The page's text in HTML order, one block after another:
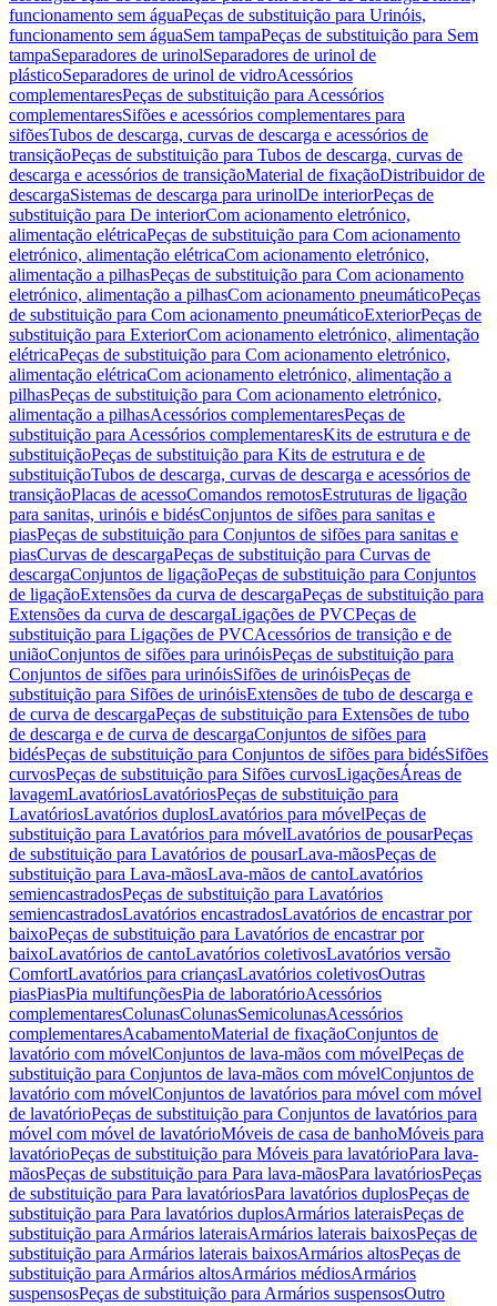
funcionamento sem águaPeças de substituição para Urinóis,
funcionamento sem águaSem tampaPeças de substituição para Sem
tampaSeparadores de urinolSeparadores de urinol de
plásticoSeparadores de urinol de vidroAcessórios
complementaresPeças de substituição para Acessórios
complementaresSifões e acessórios complementares para
sifõesTubos de descarga, curvas de descarga e acessórios de
transiçãoPeças de substituição para Tubos de descarga, curvas de
descarga e acessórios de transiçãoMaterial de fixaçãoDistribuidor de
descargaSistemas de descarga para urinolDe interiorPeças de
substituição para De interiorCom acionamento eletrónico,
alimentação elétricaPeças de substituição para Com acionamento
eletrónico, alimentação elétricaCom acionamento eletrónico,
alimentação a pilhasPeças de substituição para Com acionamento
eletrónico, alimentação a pilhasCom acionamento pneumáticoPeças
de substituição para Com acionamento pneumáticoExteriorPeças de
substituição para ExteriorCom acionamento eletrónico, alimentação
elétricaPeças de substituição para Com acionamento eletrónico,
alimentação elétricaCom acionamento eletrónico, alimentação a
pilhasPeças de substituição para Com acionamento eletrónico,
alimentação a pilhasAcessórios complementaresPeças de
substituição para Acessórios complementaresKits de estrutura e de
substituiçãoPeças de substituição para Kits de estrutura e de
substituiçãoTubos de descarga, curvas de descarga e acessórios de
transiçãoPlacas de acessoComandos remotosEstruturas de ligação
para sanitas, urinóis e bidésConjuntos de sifões para sanitas e
piasPeças de substituição para Conjuntos de sifões para sanitas e
piasCurvas de descargaPeças de substituição para Curvas de
descargaConjuntos de ligaçãoPeças de substituição para Conjuntos
de ligaçãoExtensões da curva de descargaPeças de substituição para
Extensões da curva de descargaLigações de PVCPeças de
substituição para Ligações de PVCAcessórios de transição e de
uniãoConjuntos de sifões para urinóisPeças de substituição para
Conjuntos de sifões para urinóisSifões de urinóisPeças de
substituição para Sifões de urinóisExtensões de tubo de descarga e
de curva de descargaPeças de substituição para Extensões de tubo
de descarga e de curva de descargaConjuntos de sifões para
bidésPeças de substituição para Conjuntos de sifões para bidésSifões
curvosPeças de substituição para Sifões curvosLigaçõesÁreas de
lavagemLavatóriosLavatóriosPeças de substituição para
LavatóriosLavatórios duplosLavatórios para móvelPeças de
substituição para Lavatórios para móvelLavatórios de pousarPeças
de substituição para Lavatórios de pousarLava-mãosPeças de
substituição para Lava-mãosLava-mãos de cantoLavatórios
semiencastradosPeças de substituição para Lavatórios
semiencastradosLavatórios encastradosLavatórios de encastrar por
baixoPeças de substituição para Lavatórios de encastrar por
baixoLavatórios de cantoLavatórios coletivosLavatórios versão
ComfortLavatórios para criançasLavatórios coletivosOutras
piasPiasPia multifunçõesPia de laboratórioAcessórios
complementaresColunasColunasSemicolunasAcessórios
complementaresAcabamentoMaterial de fixaçãoConjuntos de
lavatório com móvelConjuntos de lava-mãos com móvelPeças de
substituição para Conjuntos de lava-mãos com móvelConjuntos de
lavatório com móvelConjuntos de lavatórios para móvel com móvel
de lavatórioPeças de substituição para Conjuntos de lavatórios para
móvel com móvel de lavatórioMóveis de casa de banhoMóveis para
lavatórioPeças de substituição para Móveis para lavatórioPara lava-
mãosPeças de substituição para Para lava-mãosPara lavatóriosPeças
de substituição para Para lavatóriosPara lavatórios duplosPeças de
substituição para Para lavatórios duplosArmários lateraisPeças de
substituição para Armários lateraisArmários laterais baixosPeças de
substituição para Armários laterais baixosArmários altosPeças de
substituição para Armários altosArmários médiosArmários
suspensosPeças de substituição para Armários suspensosOutro